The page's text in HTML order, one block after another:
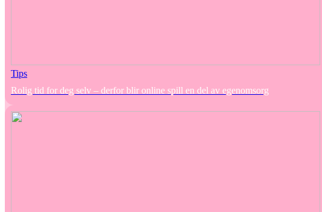
Tips
Rolig tid for deg selv – derfor blir online spill en del av egenomsorg